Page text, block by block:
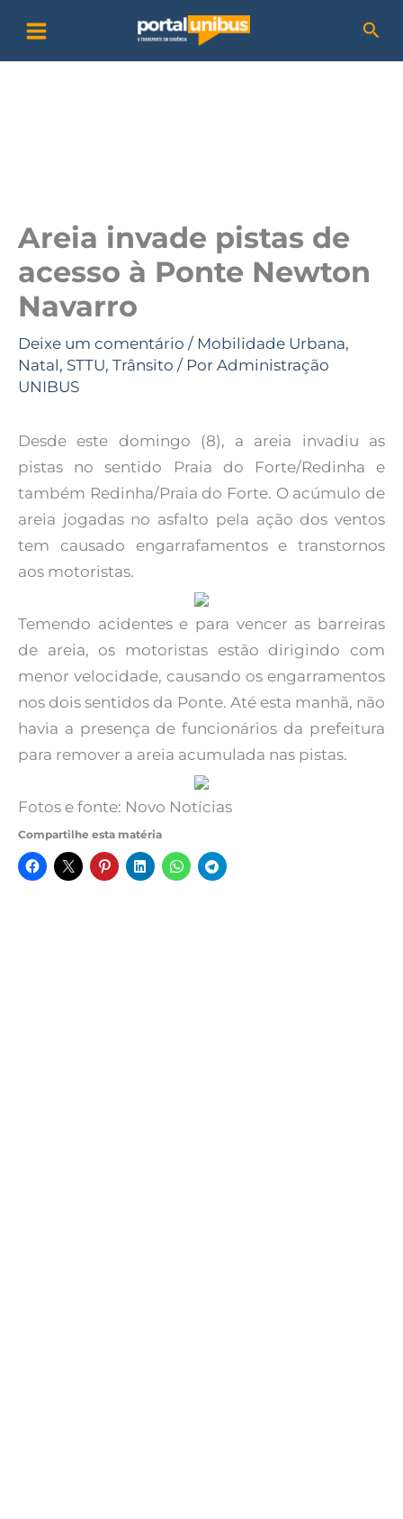
para
o
Areia invade pistas de
acesso à Ponte Newton
Navarro
Deixe um comentário / Mobilidade Urbana,
Natal, STTU, Trânsito / Por Administração
UNIBUS
Desde este domingo (8), a areia invadiu as
pistas no sentido Praia do Forte/Redinha e
também Redinha/Praia do Forte. O acúmulo de
areia jogadas no asfalto pela ação dos ventos
tem causado engarrafamentos e transtornos
aos motoristas.
Temendo acidentes e para vencer as barreiras
de areia, os motoristas estão dirigindo com
menor velocidade, causando os engarramentos
nos dois sentidos da Ponte. Até esta manhã, não
havia a presença de funcionários da prefeitura
para remover a areia acumulada nas pistas.
Fotos e fonte: Novo Notícias
Compartilhe esta matéria
a